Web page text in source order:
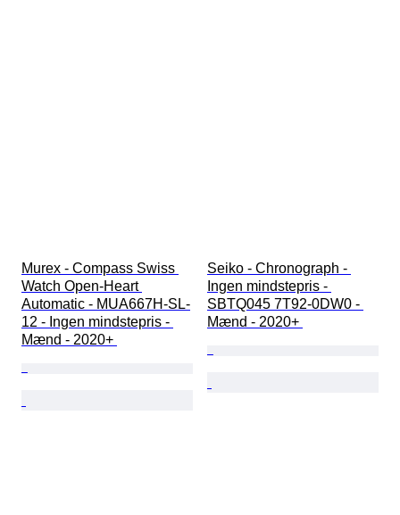
Murex - Compass Swiss
Watch Open-Heart
Automatic - MUA667H-SL-
12 - Ingen mindstepris -
Mænd - 2020+
Seiko - Chronograph -
Ingen mindstepris -
SBTQ045 7T92-0DW0 -
Mænd - 2020+